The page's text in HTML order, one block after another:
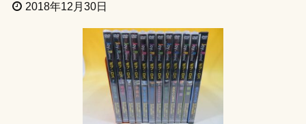
2018年12月30日